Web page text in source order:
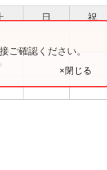
日 祝
ご確認ください。
×閉じる